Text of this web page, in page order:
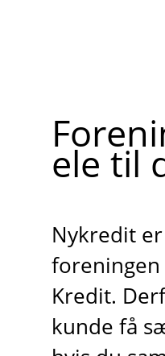
ele til
Nykredit
Kredit.
kunde få